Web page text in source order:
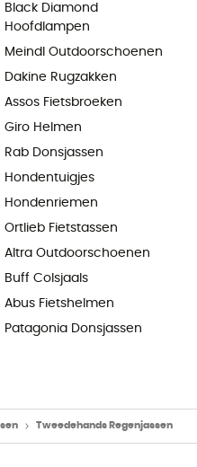
Black Diamond
Hoofdlampen
Meindl Outdoorschoenen
Dakine Rugzakken
Assos Fietsbroeken
Giro Helmen
Rab Donsjassen
Hondentuigjes
Hondenriemen
Ortlieb Fietstassen
Altra Outdoorschoenen
Buff Colsjaals
Abus Fietshelmen
Patagonia Donsjassen
Tweedehands Regenjassen